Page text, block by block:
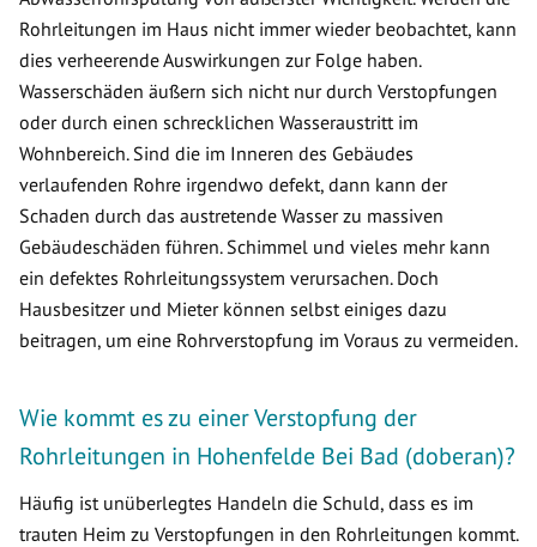
Rohrleitungen im Haus nicht immer wieder beobachtet, kann
dies verheerende Auswirkungen zur Folge haben.
Wasserschäden äußern sich nicht nur durch Verstopfungen
oder durch einen schrecklichen Wasseraustritt im
Wohnbereich. Sind die im Inneren des Gebäudes
verlaufenden Rohre irgendwo defekt, dann kann der
Schaden durch das austretende Wasser zu massiven
Gebäudeschäden führen. Schimmel und vieles mehr kann
ein defektes Rohrleitungssystem verursachen. Doch
Hausbesitzer und Mieter können selbst einiges dazu
beitragen, um eine Rohrverstopfung im Voraus zu vermeiden.
Wie kommt es zu einer Verstopfung der
Rohrleitungen in Hohenfelde Bei Bad (doberan)?
Häufig ist unüberlegtes Handeln die Schuld, dass es im
trauten Heim zu Verstopfungen in den Rohrleitungen kommt.